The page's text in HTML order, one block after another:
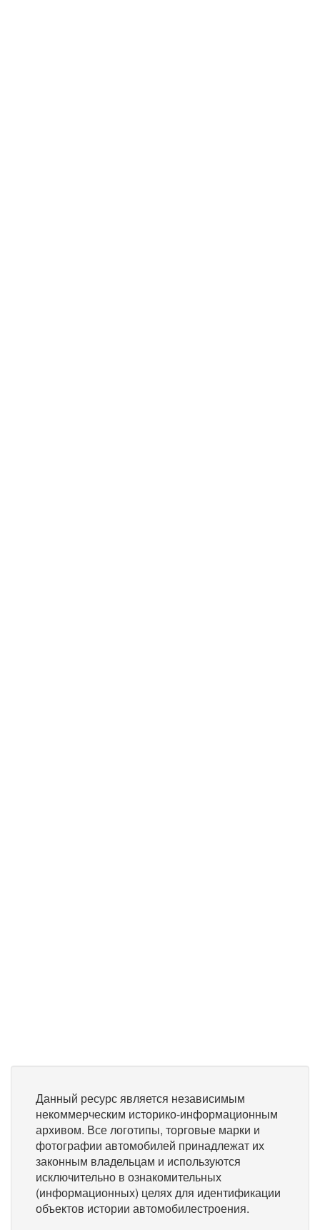
Данный ресурс является независимым
некоммерческим историко-информационным
архивом. Все логотипы, торговые марки и
фотографии автомобилей принадлежат их
законным владельцам и используются
исключительно в ознакомительных
(информационных) целях для идентификации
объектов истории автомобилестроения.